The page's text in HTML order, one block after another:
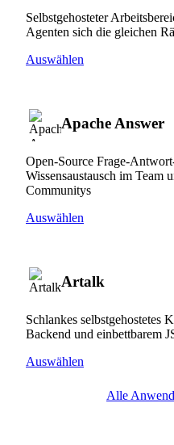
Selbstgehosteter
Agenten sich die gleichen
Auswählen
Apache Answer
Open-Source Frage-
Wissensaustausch im Team
Communitys
Auswählen
Artalk
Schlankes selbstgehostetes
Backend und einbettbarem
Auswählen
Alle